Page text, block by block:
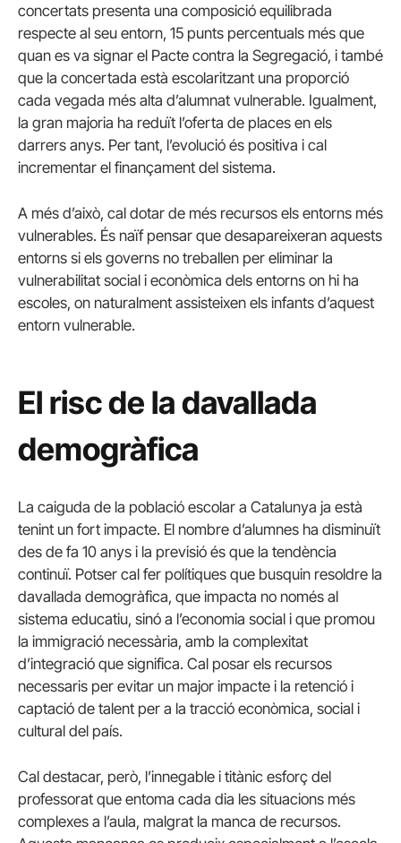
concertats presenta una composició equilibrada
respecte al seu entorn, 15 punts percentuals més que
quan es va signar el Pacte contra la Segregació, i també
que la concertada està escolaritzant una proporció
cada vegada més alta d’alumnat vulnerable. Igualment,
la gran majoria ha reduït l’oferta de places en els
darrers anys. Per tant, l’evolució és positiva i cal
incrementar el finançament del sistema.
A més d’això, cal dotar de més recursos els entorns més
vulnerables. És naïf pensar que desapareixeran aquests
entorns si els governs no treballen per eliminar la
vulnerabilitat social i econòmica dels entorns on hi ha
escoles, on naturalment assisteixen els infants d’aquest
entorn vulnerable.
El risc de la davallada
demogràfica
La caiguda de la població escolar a Catalunya ja està
tenint un fort impacte. El nombre d’alumnes ha disminuït
des de fa 10 anys i la previsió és que la tendència
continuï. Potser cal fer polítiques que busquin resoldre la
davallada demogràfica, que impacta no només al
sistema educatiu, sinó a l’economia social i que promou
la immigració necessària, amb la complexitat
d’integració que significa. Cal posar els recursos
necessaris per evitar un major impacte i la retenció i
captació de talent per a la tracció econòmica, social i
cultural del país.
Cal destacar, però, l’innegable i titànic esforç del
professorat que entoma cada dia les situacions més
complexes a l’aula, malgrat la manca de recursos.